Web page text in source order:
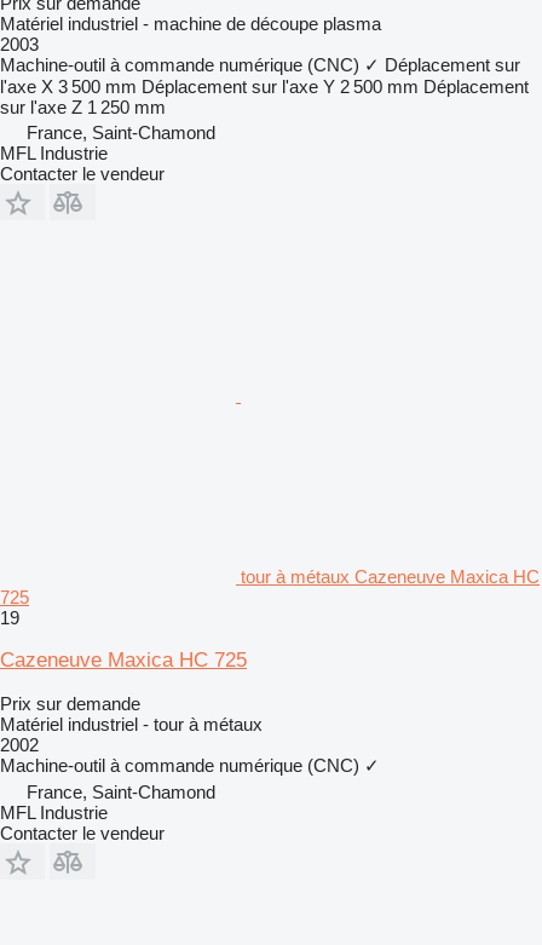
Matériel industriel - machine de découpe plasma
2003
Machine-outil à commande numérique (CNC) ✓ Déplacement sur
l'axe X 3 500 mm Déplacement sur l'axe Y 2 500 mm Déplacement
sur l'axe Z 1 250 mm
France, Saint-Chamond
MFL Industrie
Contacter le vendeur
tour à métaux Cazeneuve Maxica HC
725
19
Cazeneuve Maxica HC 725
Prix sur demande
Matériel industriel - tour à métaux
2002
Machine-outil à commande numérique (CNC) ✓
France, Saint-Chamond
MFL Industrie
Contacter le vendeur